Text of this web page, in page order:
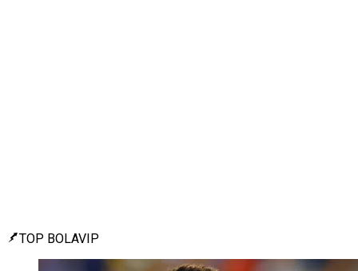
TOP BOLAVIP